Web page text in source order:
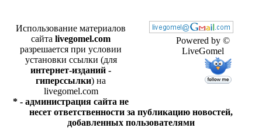
Powered by ©
LiveGomel
Использование материалов
сайта livegomel.com
разрешается при условии
установки ссылки (для
интернет-изданий -
гиперссылки) на
livegomel.com
* - администрация сайта не
несет ответственности за публикацию новостей,
добавленных пользователями